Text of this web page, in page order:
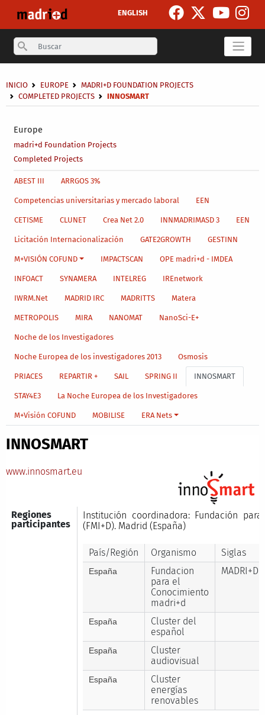
ENGLISH
Search
Europe
madri+d Foundation Projects
Completed Projects
Breadcrumb
INICIO EUROPE
MADRI+D FOUNDATION PROJECTS
COMPLETED PROJECTS
INNOSMART
Main menu level 4
ABEST III ARRGOS 3%
Competencias universitarias y mercado laboral EEN
CETISME CLUNET Crea Net 2.0 INNMADRIMASD 3 EEN
Licitación Internacionalización GATE2GROWTH GESTINN
M+VISIÓN COFUND IMPACTSCAN OPE madri+d - IMDEA
INFOACT SYNAMERA INTELREG IREnetwork
IWRM.Net MADRID IRC MADRITTS Matera
METROPOLIS MIRA NANOMAT NanoSci-E+
Noche de los Investigadores
Noche Europea de los investigadores 2013 Osmosis
PRIACES REPARTIR + SAIL SPRING II INNOSMART
STAY4E3 La Noche Europea de los Investigadores
M+Visión COFUND MOBILISE ERA Nets
INNOSMART
www.innosmart.eu
Regiones
participantes
Institución coordinadora: Fundación
(FMI+D). Madrid (España)
País/Región Organismo Siglas
España
Fundacion
para el
Conocimiento
madri+d
MADRI+D
España
Cluster del
español
España
Cluster
audiovisual
España
Cluster
energías
renovables